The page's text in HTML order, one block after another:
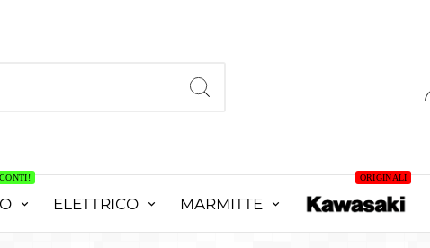
ELETTRICO MARMITTE
ORIGINALI